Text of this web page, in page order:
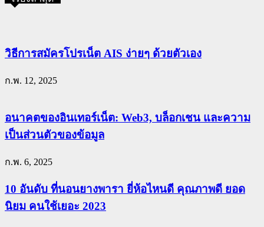
วิธีการสมัครโปรเน็ต AIS ง่ายๆ ด้วยตัวเอง
ก.พ. 12, 2025
อนาคตของอินเทอร์เน็ต: Web3, บล็อกเชน และความ
เป็นส่วนตัวของข้อมูล
ก.พ. 6, 2025
10 อันดับ ที่นอนยางพารา ยี่ห้อไหนดี คุณภาพดี ยอด
นิยม คนใช้เยอะ 2023